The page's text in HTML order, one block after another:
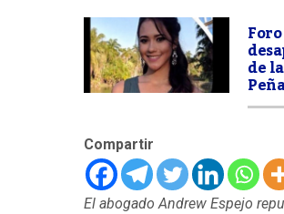
de
Compartir
El abogado Andrew Espejo